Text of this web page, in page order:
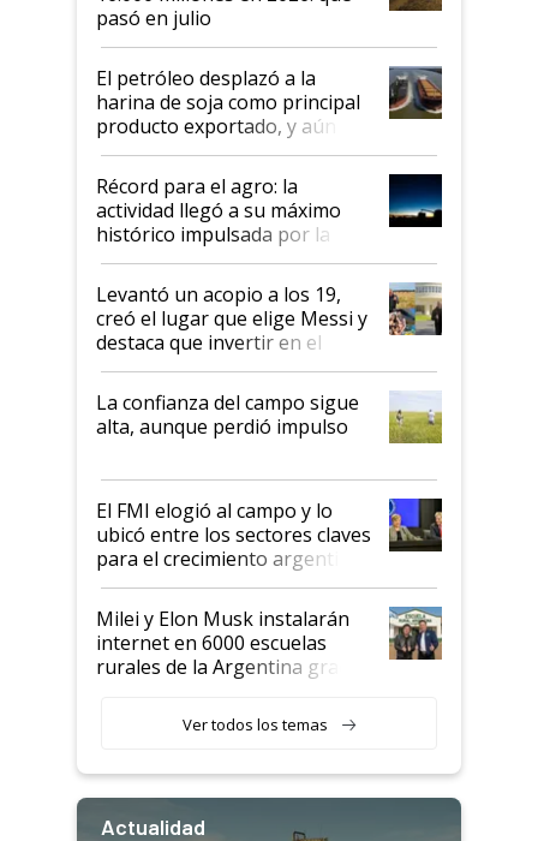
pasó en julio
El petróleo desplazó a la
harina de soja como principal
producto exportado, y aún así
el agro aportó casi seis de cada
diez dólares y sostuvo el
liderazgo en un semestre
récord
Récord para el agro: la
actividad llegó a su máximo
histórico impulsada por la
cosecha y las exportaciones
Levantó un acopio a los 19,
creó el lugar que elige Messi y
destaca que invertir en el
kirchnerismo era como "darle
plata a un hijo para droga":
Juan Félix Rossetti, el libertario
que de una dura crisis salió
de Milei
La confianza del campo sigue
alta, aunque perdió impulso
El FMI elogió al campo y lo
ubicó entre los sectores claves
para el crecimiento argentino
Milei y Elon Musk instalarán
internet en 6000 escuelas
rurales de la Argentina gracias
Ver todos los temas
Actualidad